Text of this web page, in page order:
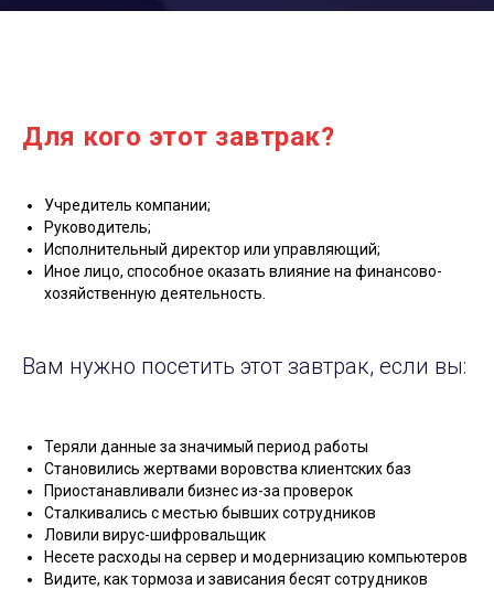
Для кого этот завтрак?
Учредитель компании;
Руководитель;
Исполнительный директор или управляющий;
Иное лицо, способное оказать влияние на финансово-
хозяйственную деятельность.
Вам нужно посетить этот завтрак, если вы:
Теряли данные за значимый период работы
Становились жертвами воровства клиентских баз
Приостанавливали бизнес из-за проверок
Сталкивались с местью бывших сотрудников
Ловили вирус-шифровальщик
Несете расходы на сервер и модернизацию компьютеров
Видите, как тормоза и зависания бесят сотрудников